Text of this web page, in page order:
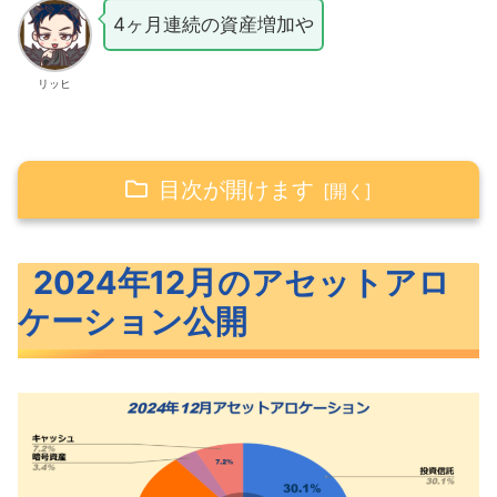
リッヒ
4ヶ月連続の資産増加や
目次が開けます
2024年12月のポートフォリオ公開
米国ETFのポートフォリオ公開
米国個別株のポートフォリオ公開
ポートフォリオの見直しと今後の方針
2024年12月のアセットアロ
ケーション公開